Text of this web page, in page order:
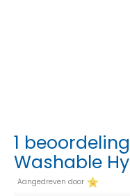
1
Washable
Aangedreven door